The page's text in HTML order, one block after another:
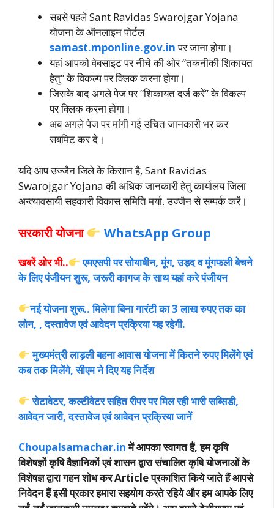
सबसे पहले Sant Ravidas Swarojgar Yojana
योजना के ऑनलाइन पोर्टल
samast.mponline.gov.inपर जाना होगा।
यहां आपको वेबसाइट पर नीचे की ओर “तकनीकी शिकायत
हेतु” के विकल्प पर क्लिक करना होगा।
जिसके बाद अगले पेज पर “शिकायत दर्ज करें” के विकल्प
पर क्लिक करना होगा।
अब अगले पेज पर मांगी गई उचित जानकारी भर कर
सबमिट कर दे।
यदि आप उज्जैन जिले के किसान है, Sant Ravidas
Swarojgar Yojana की अधिक जानकारी हेतु कार्यालय जिला
अन्त्यावसायी सहकारी विकास समिति मर्या. उज्जैन से सम्पर्क करें।
सरकारी योजना WhatsApp Group
खबरें ओर भी..
एमएसपी पर सोयाबीन, मूंग, उड़द व मूंगफली बेचने
के लिए पंजीयन शुरू, जरूरी कागज के साथ यहां करे पंजीयन
नई योजना शुरू.. मिलेगा बिना गारंटी का 3 लाख रुपए तक का
लोन, , दस्तावेज एवं आवेदन प्रक्रिया यह रहेगी.
मुख्यमंत्री लाड़ली बहना आवास योजना में कितने रुपए मिलेंगे एवं
कब तक मिलेंगे, सीएम ने दिए यह निर्देश
रोटावेटर, कल्टीवेटर सहित रीपर पर मिल रही भारी सब्सिडी,
आवेदन जारी, दस्तावेज एवं आवेदन प्रक्रिया जानें
Choupalsamachar.inमें आपका स्वागत हैं, हम कृषि
विशेषज्ञों कृषि वैज्ञानिकों एवं शासन द्वारा संचालित कृषि योजनाओं के
विशेषज्ञ द्वारा गहन शोध कर Article प्रकाशित किये जाते हैं आपसे
निवेदन हैं इसी प्रकार हमारा सहयोग करते रहिये और हम आपके लिए